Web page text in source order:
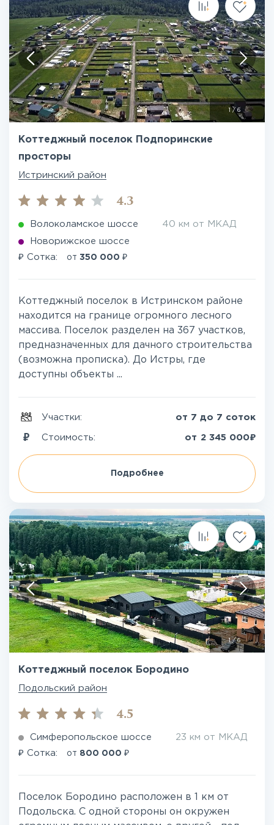
/ 6
Коттеджный поселок Подпоринские
просторы
Истринский район
4.3
Волоколамское шоссе 40 км от МКАД
Новорижское шоссе
₽ Сотка: от 350 000 ₽
Коттеджный поселок в Истринском районе
находится на границе огромного лесного
массива. Поселок разделен на 367 участков,
предназначенных для дачного строительства
(возможна прописка). До Истры, где
доступны объекты ...
Участки: от 7 до 7 соток
Стоимость: от 2 345 000₽
Подробнее
1/6
Коттеджный поселок Бородино
Подольский район
4.5
Симферопольское шоссе 23 км от МКАД
₽ Сотка: от 800 000 ₽
Поселок Бородино расположен в 1 км от
Подольска. С одной стороны он окружен